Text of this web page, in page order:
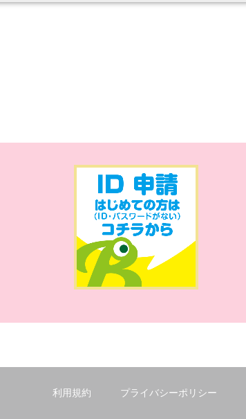
利用規約 プライバシーポリシー